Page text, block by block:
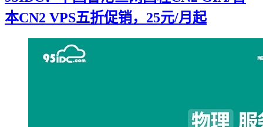
本CN2 VPS五折促销，25元/月起